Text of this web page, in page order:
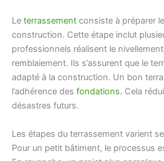
Le terrassement consiste à préparer
construction. Cette étape inclut
professionnels réalisent le
remblaiement. Ils s’assurent que le
adapté à la construction. Un bon
l’adhérence des fondations. Cela
désastres futurs.
Les étapes du terrassement varient
Pour un petit bâtiment, le processus